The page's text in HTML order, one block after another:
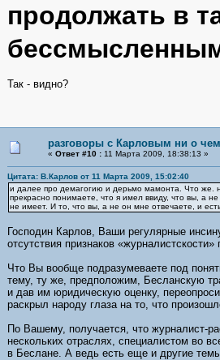
продолжать в
Так - видно?
разговоры с Карловым ни о
« Ответ #10 :11 Марта 2009, 18:38:13 »
Цитата: В.Карлов от 11 Марта 2009, 15:02:40
и далее про демагогию и дерьмо мамонта. Что же.
прекрасно понимаете, что я имел ввиду, что вы, а
не имеет. И то, что вы, а не он мне отвечаете, и
Господин Карлов, Ваши регулярные
отсутствия признаков
Что Вы вообще подразумеваете под
тему, ту же, предположим, Бесланскую
и дав им юридическую оценку,
раскрыл народу глаза на то, что
По Вашему, получается, что журналист-
нескольких отраслях, специалистом во
в Беслане. А ведь есть еще и другие